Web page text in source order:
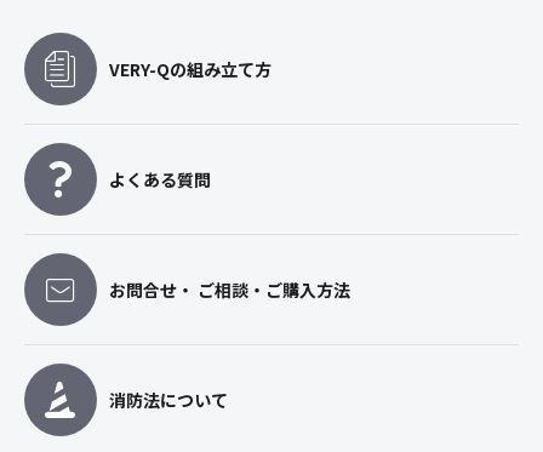
VERY-Qの組み立て方
よくある質問
お問合せ・ ご相談・ご購入方法
消防法について